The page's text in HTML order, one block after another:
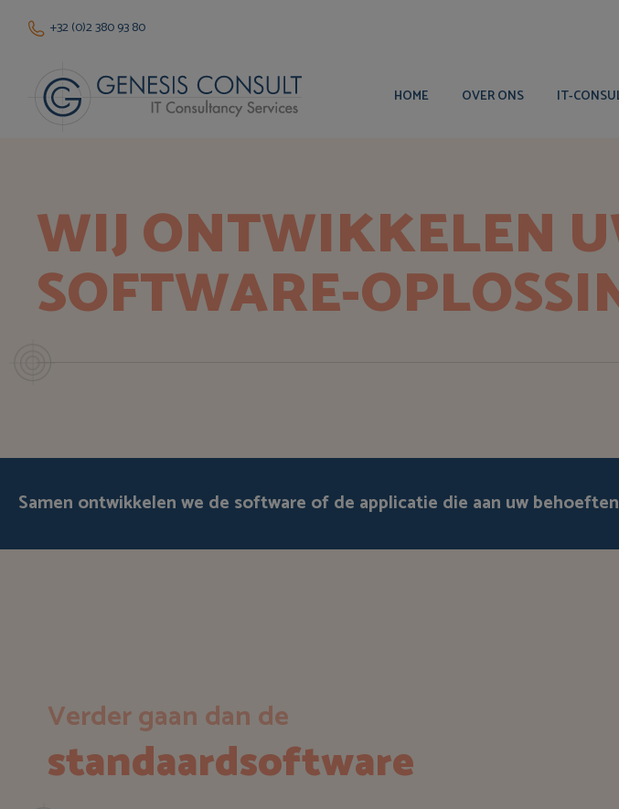
+32 (0)2 380 93 80
HOME OVER ONS IT-
WIJ ONTWIKKELEN
SOFTWARE-
Samen ontwikkelen we de software of de applicatie die aan uw
Verder gaan dan de
standaardsoftware